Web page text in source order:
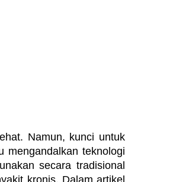
Namun, kunci untuk
mengandalkan teknologi
secara tradisional
kronis. Dalam artikel